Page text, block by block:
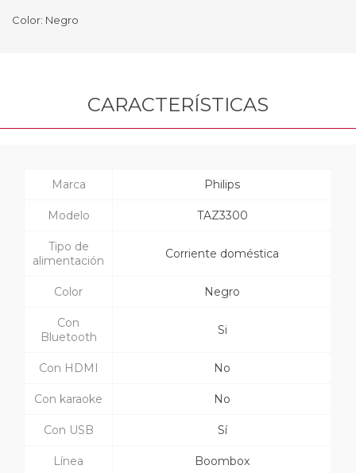
Color: Negro
CARACTERÍSTICAS
Marca Philips
Modelo TAZ3300
Tipo de
alimentación
Corriente doméstica
Color Negro
Con
Bluetooth
Si
Con HDMI No
Con karaoke No
Con USB Sí
Línea Boombox